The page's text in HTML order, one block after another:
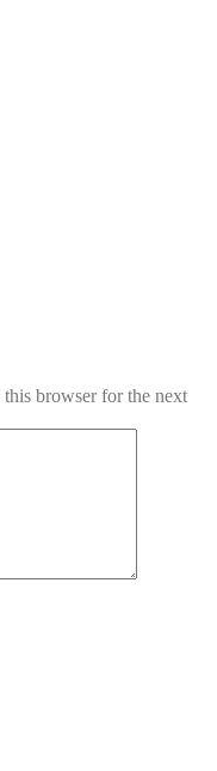
browser for the next